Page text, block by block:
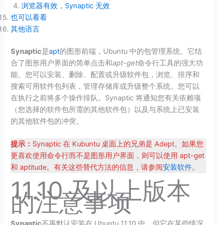
浏览器有效，Synaptic 无效
也可以看看
其他语言
Synaptic是apt的图形前端，Ubuntu 中的包管理系统。它结
合了图形用户界面的简单点击和apt-get命令行工具的强大功
能。您可以安装、删除、配置或升级软件包，浏览、排序和
搜索可用软件包列表，管理存储库或升级整个系统。您可以
在执行之前将多个操作排队。Synaptic 将通知您有关依赖项
（您选择的软件包所需的其他软件包）以及与系统上已安装
的其他软件包的冲突。
提示： Synaptic 在 Kubuntu 桌面上的兄弟是 Adept。如果您
更喜欢使用命令行而不是图形用户界面，则可以使用 apt-get
和 aptitude。有关这些替代方法的信息，请参阅安装软件。
11.10 及以上版本
的注意事项